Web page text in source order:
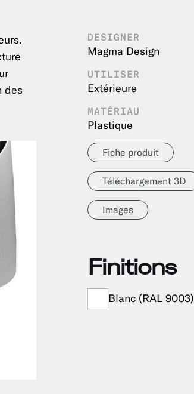
des
DESIGNER
Magma Design
UTILISER
Extérieure
MATÉRIAU
Plastique
Fiche produit
Téléchargement 3D
Images
Finitions
Blanc (RAL 9003)